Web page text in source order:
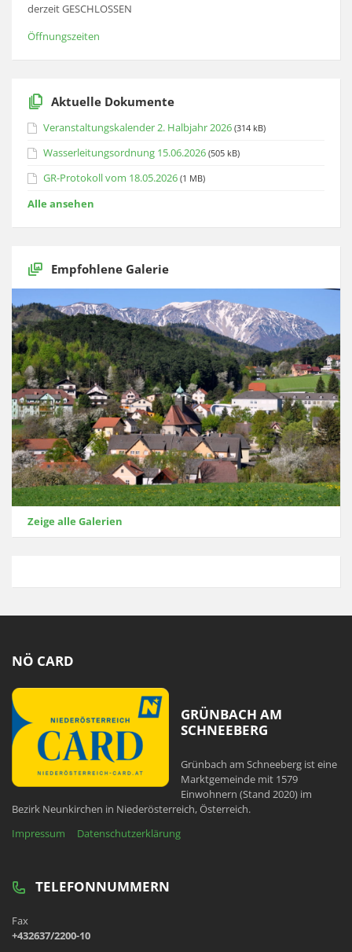
derzeit GESCHLOSSEN
Öffnungszeiten
Aktuelle Dokumente
Veranstaltungskalender 2. Halbjahr 2026 (314 kB)
Wasserleitungsordnung 15.06.2026 (505 kB)
GR-Protokoll vom 18.05.2026 (1 MB)
Alle ansehen
Empfohlene Galerie
Zeige alle Galerien
NÖ CARD
GRÜNBACH AM
SCHNEEBERG
Grünbach am Schneeberg ist eine
Marktgemeinde mit 1579
Einwohnern (Stand 2020) im
Bezirk Neunkirchen in Niederösterreich, Österreich.
Impressum
Datenschutzerklärung
TELEFONNUMMERN
Fax
+432637/2200-10